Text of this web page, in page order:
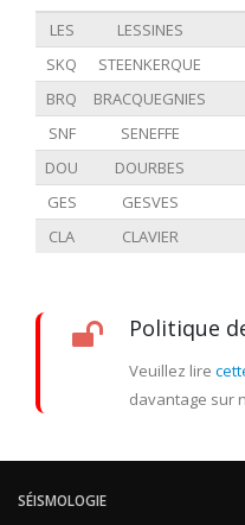
LES LESSINES
SKQ
STEENKERQUE
BRQ
BRACQUEGNIES
SNF
SENEFFE
DOU
DOURBES
GES
GESVES
CLA
CLAVIER
Politique
Veuillez lire
davantage sur
SÉISMOLOGIE